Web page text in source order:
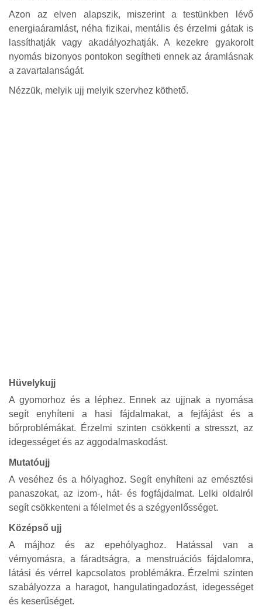
Azon az elven alapszik, miszerint a testünkben lévő
energiaáramlást, néha fizikai, mentális és érzelmi gátak is
lassíthatják vagy akadályozhatják. A kezekre gyakorolt
nyomás bizonyos pontokon segítheti ennek az áramlásnak
a zavartalanságát.
Nézzük, melyik ujj melyik szervhez köthető.
Hüvelykujj
A gyomorhoz és a léphez. Ennek az ujjnak a nyomása
segít enyhíteni a hasi fájdalmakat, a fejfájást és a
bőrproblémákat. Érzelmi szinten csökkenti a stresszt, az
idegességet és az aggodalmaskodást.
Mutatóujj
A veséhez és a hólyaghoz. Segít enyhíteni az emésztési
panaszokat, az izom-, hát- és fogfájdalmat. Lelki oldalról
segít csökkenteni a félelmet és a szégyenlősséget.
Középső ujj
A májhoz és az epehólyaghoz. Hatással van a
vérnyomásra, a fáradtságra, a menstruációs fájdalomra,
látási és vérrel kapcsolatos problémákra. Érzelmi szinten
szabályozza a haragot, hangulatingadozást, idegességet
és keserűséget.